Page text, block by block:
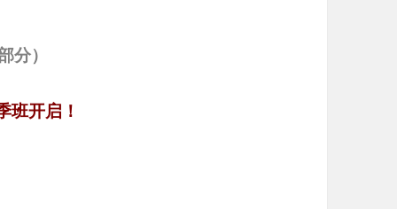
分）
班开启！